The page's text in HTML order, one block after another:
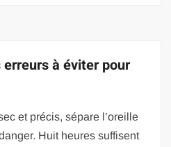
à éviter pour
et précis, sépare l’oreille
Huit heures suffisent